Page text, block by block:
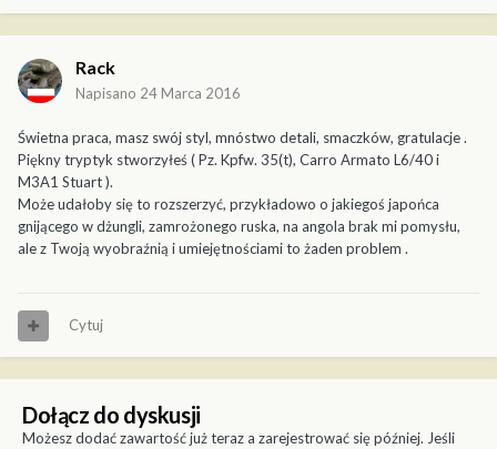
Rack
Napisano 24 Marca 2016
Świetna praca, masz swój styl, mnóstwo detali, smaczków, gratulacje .
Piękny tryptyk stworzyłeś ( Pz. Kpfw. 35(t), Carro Armato L6/40 i
M3A1 Stuart ).
Może udałoby się to rozszerzyć, przykładowo o jakiegoś japońca
gnijącego w dżungli, zamrożonego ruska, na angola brak mi pomysłu,
ale z Twoją wyobraźnią i umiejętnościami to żaden problem .
Cytuj
Dołącz do dyskusji
Możesz dodać zawartość już teraz a zarejestrować się później. Jeśli